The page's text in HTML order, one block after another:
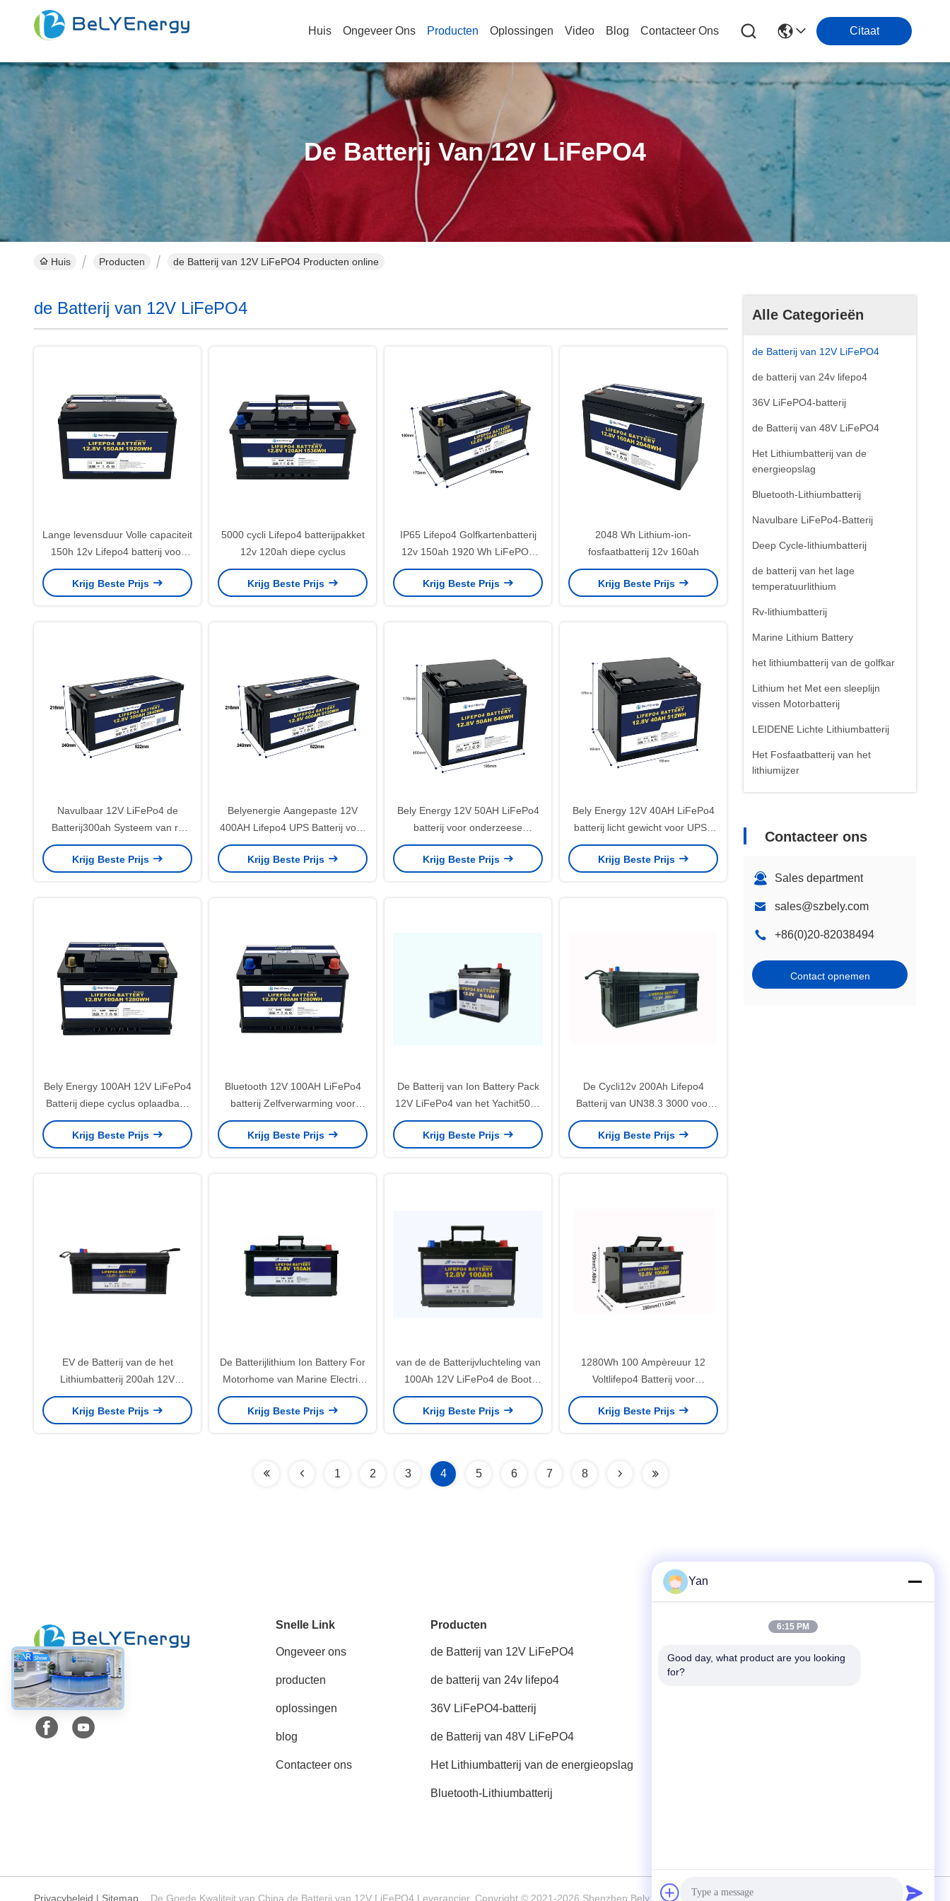
Huis Ongeveer Ons Producten Oplossingen Video Blog Contacteer Ons Citaat
De Batterij Van 12V LiFePO4
Huis Producten de Batterij van 12V LiFePO4 Producten online
Alle Categorieën
de Batterij van 12V LiFePO4
de batterij van 24v lifepo4
36V LiFePO4-batterij
de Batterij van 48V LiFePO4
Het Lithiumbatterij van de
energieopslag
Bluetooth-Lithiumbatterij
Navulbare LiFePo4-Batterij
Deep Cycle-lithiumbatterij
de batterij van het lage
temperatuurlithium
Rv-lithiumbatterij
Marine Lithium Battery
het lithiumbatterij van de golfkar
Lithium het Met een sleeplijn
vissen Motorbatterij
LEIDENE Lichte Lithiumbatterij
Het Fosfaatbatterij van het
lithiumijzer
De batterij van het
Contacteer ons
Sales department
sales@szbely.com
+86(0)20-82038494
Contact opnemen
de Batterij van 12V LiFePO4
Lange levensduur Volle capaciteit
150h 12v Lifepo4 batterij voor
zonne-energiesysteem Marine
Ups
Krijg Beste Prijs
5000 cycli Lifepo4 batterijpakket
12v 120ah diepe cyclus
Krijg Beste Prijs
IP65 Lifepo4 Golfkartenbatterij
12v 150ah 1920 Wh LiFePO4
batterijen Pack OEM
Krijg Beste Prijs
2048 Wh Lithium-ion-
fosfaatbatterij 12v 160ah
Krijg Beste Prijs
Navulbaar 12V LiFePo4 de
Batterij300ah Systeem van rv
Bely Zonne met Bluetooth
Krijg Beste Prijs
Belyenergie Aangepaste 12V
400AH Lifepo4 UPS Batterij voor
het Toevluchtsoordboot van
Golfkarren
Krijg Beste Prijs
Bely Energy 12V 50AH LiFePo4
batterij voor onderzeese
medische jacht
Krijg Beste Prijs
Bely Energy 12V 40AH LiFePo4
batterij licht gewicht voor UPS /
EV / jacht
Krijg Beste Prijs
Bely Energy 100AH 12V LiFePo4
Batterij diepe cyclus oplaadbaar
voor UPS
Krijg Beste Prijs
Bluetooth 12V 100AH LiFePo4
batterij Zelfverwarming voor
zonne-energiesysteem 100%
DOD
Krijg Beste Prijs
De Batterij van Ion Battery Pack
12V LiFePo4 van het Yachit50ah
Lithium met LEIDENE Indictor
Krijg Beste Prijs
De Cycli12v 200Ah Lifepo4
Batterij van UN38.3 3000 voor
Zonne-energieopslag
Krijg Beste Prijs
EV de Batterij van de het
Lithiumbatterij 200ah 12V
LiFePo4 van het huistoestel
Krijg Beste Prijs
De Batterijlithium Ion Battery For
Motorhome van Marine Electric
Tricycle 12V 150Ah Lifepo4
Krijg Beste Prijs
van de de Batterijvluchteling van
100Ah 12V LiFePo4 de Boot
Communicatie Post
Krijg Beste Prijs
1280Wh 100 Ampèreuur 12
Voltlifepo4 Batterij voor
Zonnemachtsopslag
Krijg Beste Prijs
1 2 3 4 5 6 7 8
Sociale media
Snelle Link
Ongeveer ons
producten
oplossingen
blog
Contacteer ons
Producten
de Batterij van 12V LiFePO4
de batterij van 24v lifepo4
36V LiFePO4-batterij
de Batterij van 48V LiFePO4
Het Lithiumbatterij van de energieopslag
Bluetooth-Lithiumbatterij
Tel.:
Privacybeleid | Sitemap De Goede Kwaliteit van China de Batterij van 12V LiFePO4 Leverancier. Copyright © 2021-2026 Shenzhen Bely Energy Technology Co., Ltd. . Alle rechten voorbehoudena.
Yan
6:15 PM
Good day, what product are you looking
for?